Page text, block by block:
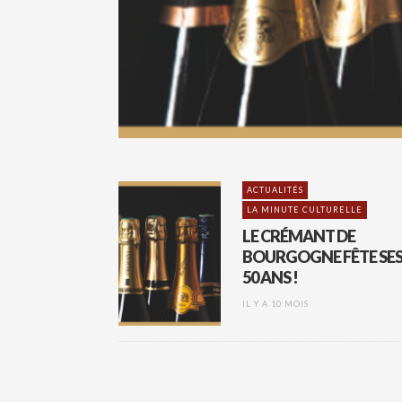
ACTUALITÉS
LA MINUTE CULTURELLE
LE CRÉMANT DE
BOURGOGNE FÊTE SES
50 ANS !
IL Y A 10 MOIS